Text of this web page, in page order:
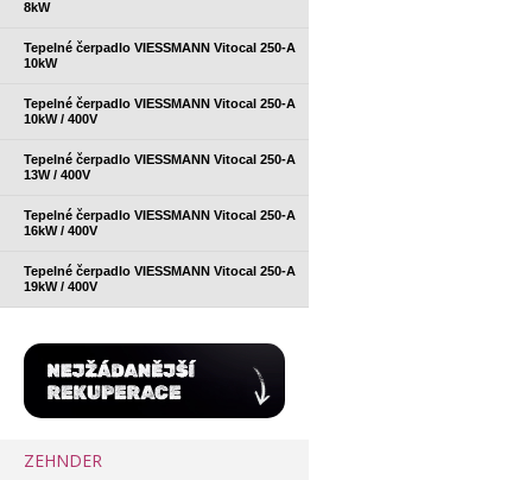
8kW
Tepelné čerpadlo VIESSMANN Vitocal 250-A
10kW
Tepelné čerpadlo VIESSMANN Vitocal 250-A
10kW / 400V
Tepelné čerpadlo VIESSMANN Vitocal 250-A
13W / 400V
Tepelné čerpadlo VIESSMANN Vitocal 250-A
16kW / 400V
Tepelné čerpadlo VIESSMANN Vitocal 250-A
19kW / 400V
ZEHNDER